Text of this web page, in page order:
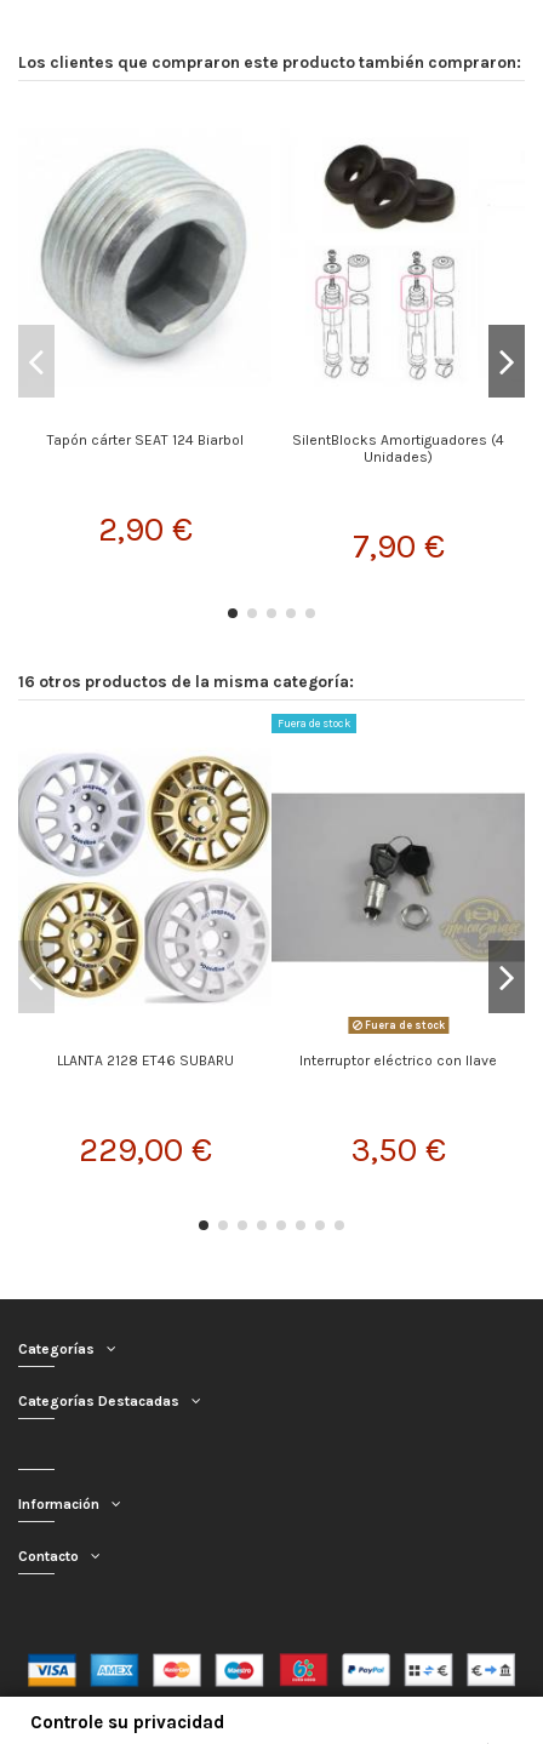
Los clientes que compraron este producto también compraron:
Tapón cárter SEAT 124 Biarbol
2,90 €
SilentBlocks Amortiguadores (4
Unidades)
7,90 €
16 otros productos de la misma categoría:
LLANTA 2128 ET46 SUBARU
229,00 €
Fuera de stock
Fuera de stock
Interruptor eléctrico con llave
3,50 €
Categorías
Categorías Destacadas
Información
Contacto
Mercagarage.com © 2016 - 2026 | Desarrollo web por
Controle su privacidad